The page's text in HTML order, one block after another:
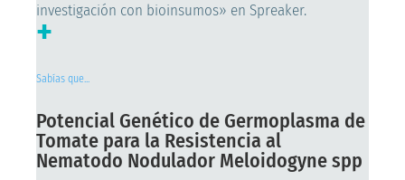
investigación con bioinsumos» en Spreaker.
+
Sabías que...
Potencial Genético de Germoplasma de
Tomate para la Resistencia al
Nematodo Nodulador Meloidogyne spp